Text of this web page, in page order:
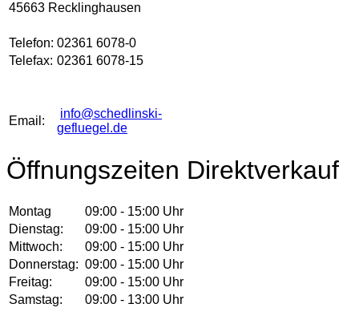
45663 Recklinghausen
Telefon: 02361 6078-0
Telefax: 02361 6078-15
Email:
info@schedlinski-
gefluegel.de
Öffnungszeiten Direktverkauf
Montag
09:00 - 15:00 Uhr
Dienstag:
09:00 - 15:00 Uhr
Mittwoch:
09:00 - 15:00 Uhr
Donnerstag: 09:00 - 15:00 Uhr
Freitag:
09:00 - 15:00 Uhr
Samstag:
09:00 - 13:00 Uhr